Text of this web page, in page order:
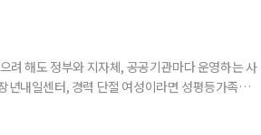
려 해도 정부와 지자체, 공공기관마다 운영하는 사
년내일센터, 경력 단절 여성이라면 성평등가족부